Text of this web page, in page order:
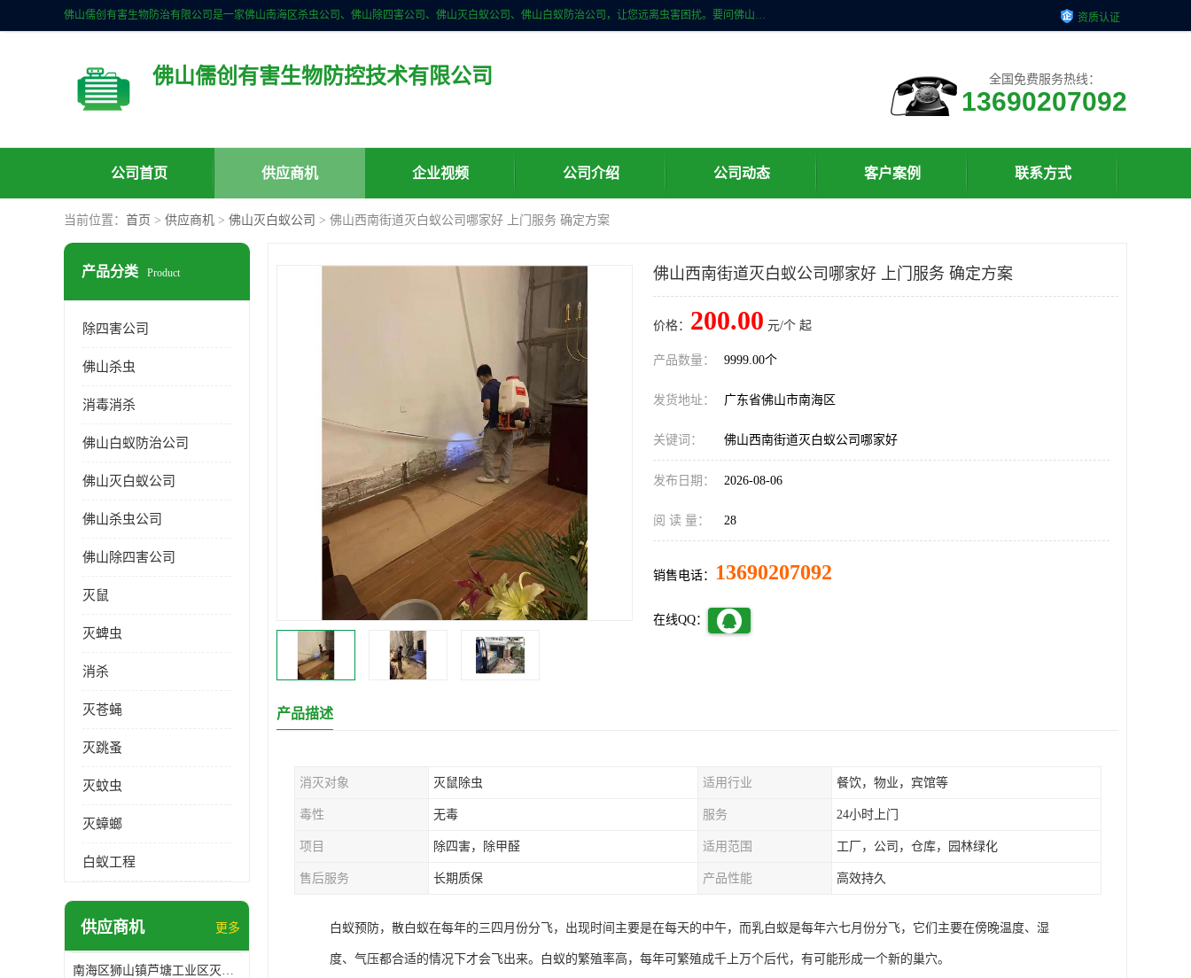
佛山儒创有害生物防治有限公司是一家佛山南海区杀虫公司、佛山除四害公司、佛山灭白蚁公司、佛山白蚁防治公司，让您远离虫害困扰。要问佛山白蚁防治哪家好？佛山儒创有害生物防治有限公司全佛山、广州，正规公司，上门勘查，可靠，售后有保障。 资质认证
佛山儒创有害生物防控技术有限公司 全国免费服务热线：
13690207092
公司首页 供应商机 企业视频 公司介绍 公司动态 客户案例 联系方式
当前位置： 首页 > 供应商机 > 佛山灭白蚁公司 > 佛山西南街道灭白蚁公司哪家好 上门服务 确定方案
产品分类 Product
除四害公司
佛山杀虫
消毒消杀
佛山白蚁防治公司
佛山灭白蚁公司
佛山杀虫公司
佛山除四害公司
灭鼠
灭蜱虫
消杀
灭苍蝇
灭跳蚤
灭蚊虫
灭蟑螂
白蚁工程
供应商机 更多
南海区狮山镇芦塘工业区灭白蚁多少钱 上门服务 确定方案
佛山西南街道灭白蚁公司哪家好 上门服务 确定方案
价格： 200.00 元/个 起
产品数量： 9999.00个
发货地址： 广东省佛山市南海区
关键词： 佛山西南街道灭白蚁公司哪家好
发布日期： 2026-08-06
阅 读 量： 28
销售电话： 13690207092
在线QQ：
产品描述
消灭对象 灭鼠除虫 适用行业 餐饮，物业，宾馆等
毒性 无毒 服务 24小时上门
项目 除四害，除甲醛 适用范围 工厂，公司，仓库，园林绿化
售后服务 长期质保 产品性能 高效持久
白蚁预防，散白蚁在每年的三四月份分飞，出现时间主要是在每天的中午，而乳白蚁是每年六七月份分飞，它们主要在傍晚温度、湿
度、气压都合适的情况下才会飞出来。白蚁的繁殖率高，每年可繁殖成千上万个后代，有可能形成一个新的巢穴。